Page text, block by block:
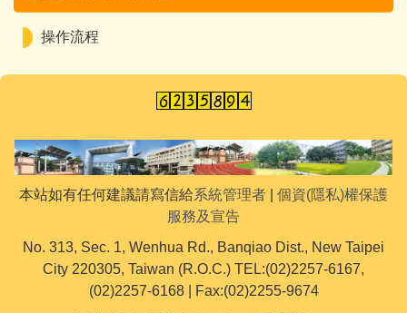
操作流程
本站如有任何建議請寫信給系統管理者
個資(隱私)權保護
服務及宣告
No. 313, Sec. 1, Wenhua Rd., Banqiao Dist., New Taipei
City 220305, Taiwan (R.O.C.) TEL:(02)2257-6167,
(02)2257-6168 | Fax:(02)2255-9674